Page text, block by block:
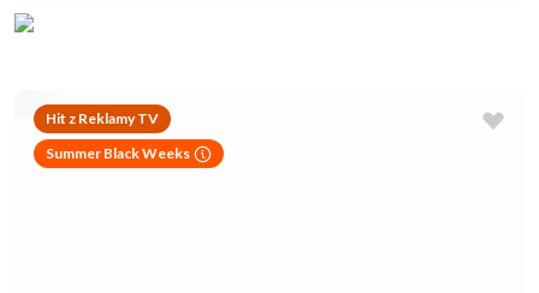
Hit z Reklamy TV
Summer Black Weeks